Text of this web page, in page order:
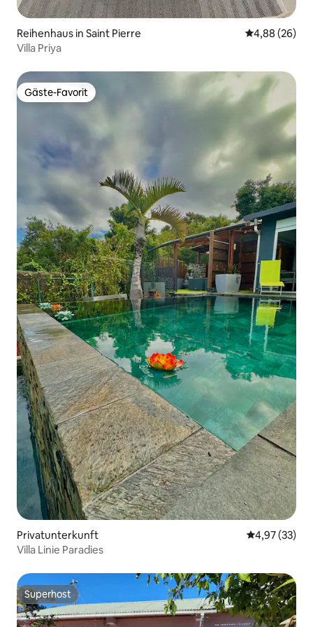
Reihenhaus in Saint Pierre
4,88 (26)
Villa Priya
Gäste-Favorit
Gäste-Favorit
Privatunterkunft
4,97 (33)
Villa Linie Paradies
Superhost
Superhost